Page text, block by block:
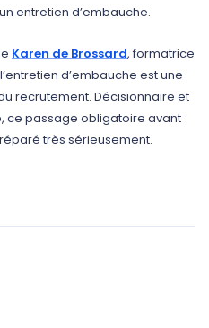
entretien d’embauche.
Karen de Brossard, formatrice
d’embauche est une
recrutement. Décisionnaire et
ce passage obligatoire avant
très sérieusement.